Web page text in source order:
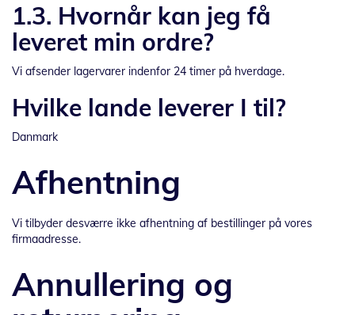
1.3. Hvornår kan jeg få
leveret min ordre?
Vi afsender lagervarer indenfor 24 timer på hverdage.
Hvilke lande leverer I til?
Danmark
Afhentning
Vi tilbyder desværre ikke afhentning af bestillinger på vores
firmaadresse.
Annullering og